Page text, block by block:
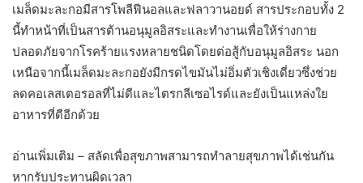
เมล็ดมะละกอมีสารโพลีฟีนอลและฟลาวานอยด์ สารประกอบทั้ง 2
นี้ทำหน้าที่เป็นสารต้านอนุมูลอิสระและทำงานเพื่อให้ร่างกาย
ปลอดภัยจากโรคร้ายแรงหลายชนิดโดยต่อสู้กับอนุมูลอิสระ นอก
เหนือจากนี้เมล็ดมะละกอยังมีกรดไขมันไม่อิ่มตัวเชิงเดี่ยวซึ่งช่วย
ลดคอเลสเตอรอลที่ไม่ดีและไตรกลีเซอไรด์และยังเป็นแหล่งใย
อาหารที่ดีอีกด้วย
อ่านเพิ่มเติม – สลัดเพื่อสุขภาพสามารถทำลายสุขภาพได้เช่นกัน
หากรับประทานผิดเวลา